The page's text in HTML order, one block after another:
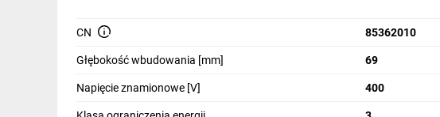
Budowa i Remont
Elektronika
Smart home
CN 85362010
Głębokość wbudowania [mm] 69
Napięcie znamionowe [V] 400